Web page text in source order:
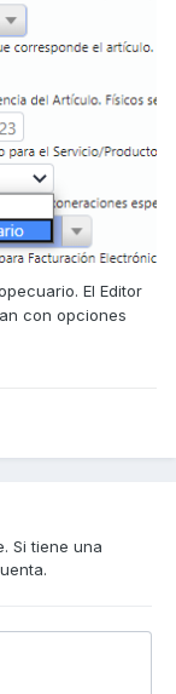
El Editor
con opciones
Si tiene una